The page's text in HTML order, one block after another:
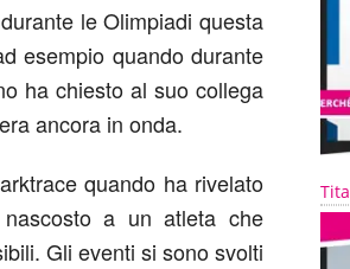
le Olimpiadi questa
esempio quando durante
ha chiesto al suo collega
ancora in onda.
quando ha rivelato
a un atleta che
Gli eventi si sono svolti